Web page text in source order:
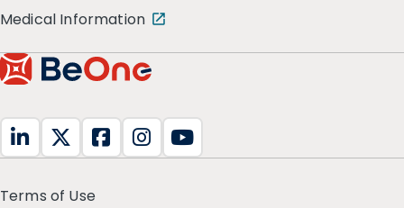
Medical Information
Terms of Use